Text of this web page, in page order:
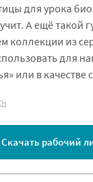
для урока
А ещё такой
коллекции из
для
или в качестве
Скачать рабочий